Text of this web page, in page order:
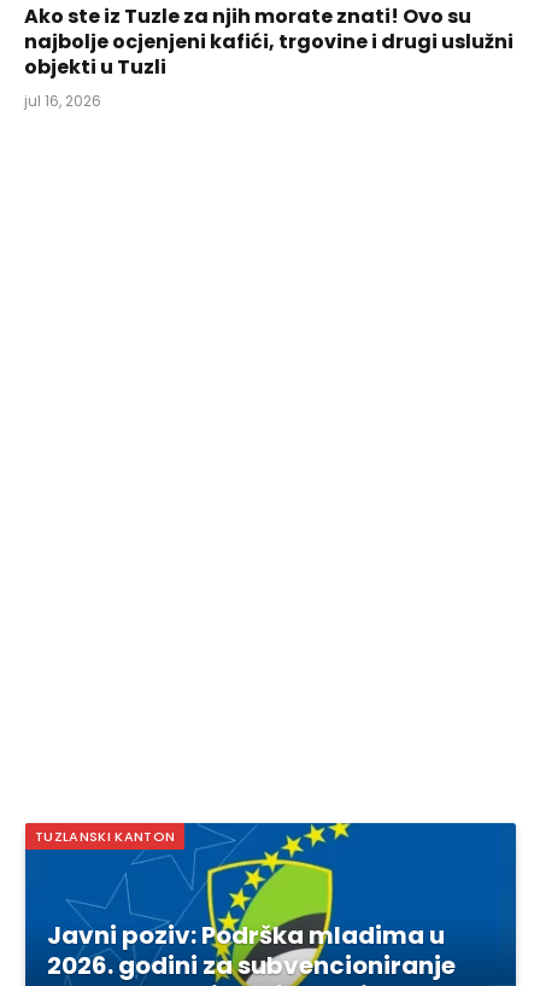
Ako ste iz Tuzle za njih morate znati! Ovo su
najbolje ocjenjeni kafići, trgovine i drugi uslužni
objekti u Tuzli
jul 16, 2026
TUZLANSKI KANTON
Javni poziv: Podrška mladima u
2026. godini za subvencioniranje